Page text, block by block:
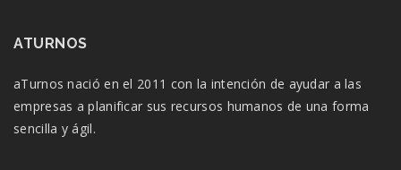
ATURNOS
aTurnos nació en el 2011 con la intención de ayudar a las
empresas a planificar sus recursos humanos de una forma
sencilla y ágil.